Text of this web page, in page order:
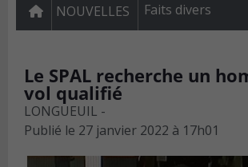
NOUVELLES Faits divers
Le SPAL recherche un
vol qualifié
LONGUEUIL -
Publié le 27 janvier 2022 à 17h01